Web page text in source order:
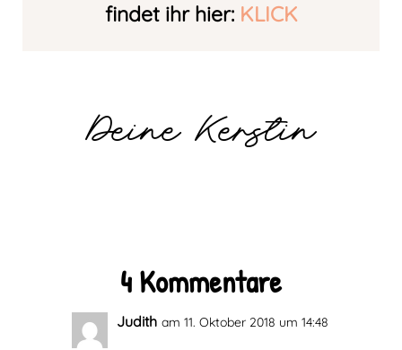
findet ihr hier: KLICK
Deine Kerstin
4 Kommentare
Judith am 11. Oktober 2018 um 14:48